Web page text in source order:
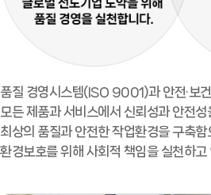
품질 경영시스템(ISO 9001)과 안전·보
모든 제품과 서비스에서 신뢰성과 안전성
최상의 품질과 안전한 작업환경을 구축
환경보호를 위해 사회적 책임을 실천하고